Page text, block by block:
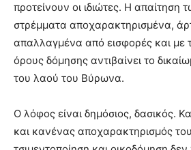
προτείνουν οι ιδιώτες. Η απαίτηση
στρέμματα αποχαρακτηρισμένα,
απαλλαγμένα από εισφορές και με
όρους δόμησης αντιβαίνει το
του λαού του Βύρωνα.
Ο λόφος είναι δημόσιος, δασικός.
και κανένας αποχαρακτηρισμός